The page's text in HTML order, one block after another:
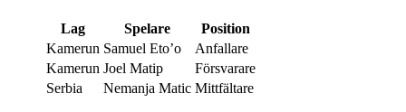
Lag Spelare
Position
Kamerun Samuel Eto’o
Anfallare
Kamerun Joel Matip
Försvarare
Serbia
Nemanja Matic Mittfältare